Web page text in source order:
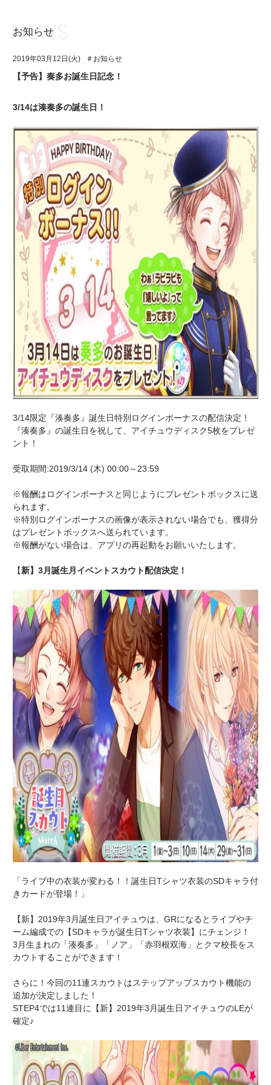
イベント・キャンペーン
ミュージック
グッズ・本
ギャラリー
アプリゲーム
イベント・キャンペーン
ミュージック
グッズ・本
ギャラリー
お知らせ
2019年03月12日(火) ＃お知らせ
【予告】奏多お誕生日記念！
3/14は湊奏多の誕生日！
3/14限定『湊奏多』誕生日特別ログインボーナスの配信決定！
『湊奏多』の誕生日を祝して、アイチュウディスク5枚をプレゼ
ント！
受取期間:2019/3/14 (木) 00:00～23:59
※報酬はログインボーナスと同じようにプレゼントボックスに送
られます。
※特別ログインボーナスの画像が表示されない場合でも、獲得分
はプレゼントボックスへ送られています。
※報酬がない場合は、アプリの再起動をお願いいたします。
【新】3月誕生月イベントスカウト配信決定！
「ライブ中の衣装が変わる！！誕生日Tシャツ衣装のSDキャラ付
きカードが登場！」
【新】2019年3月誕生日アイチュウは、GRになるとライブやチ
ーム編成での【SDキャラが誕生日Tシャツ衣装】にチェンジ！
3月生まれの「湊奏多」「ノア」「赤羽根双海」とクマ校長をス
カウトすることができます！
さらに！今回の11連スカウトはステップアップスカウト機能の
追加が決定しました！
STEP4では11連目に【新】2019年3月誕生日アイチュウのLEが
確定♪